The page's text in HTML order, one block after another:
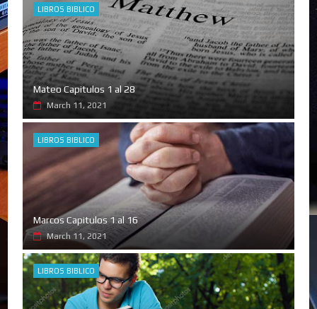
LIBROS BIBLICO
Mateo Capitulos 1 al 28
March 11, 2021
LIBROS BIBLICO
Marcos Capitulos 1 al 16
March 11, 2021
LIBROS BIBLICO